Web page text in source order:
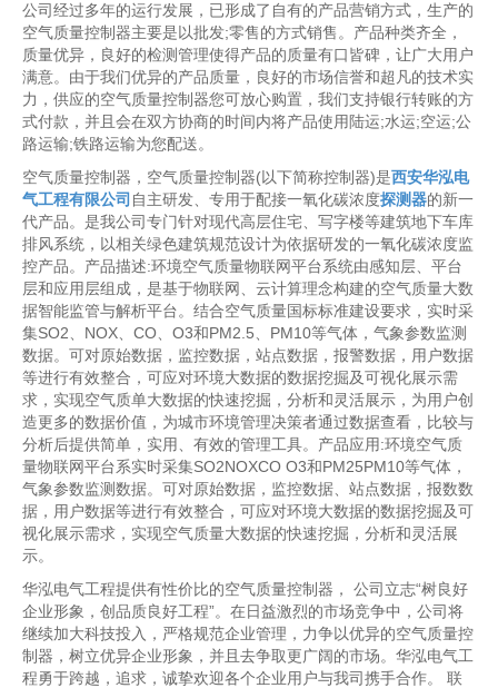
公司经过多年的运行发展，已形成了自有的产品营销方式，生产的
空气质量控制器主要是以批发;零售的方式销售。产品种类齐全，
质量优异，良好的检测管理使得产品的质量有口皆碑，让广大用户
满意。由于我们优异的产品质量，良好的市场信誉和超凡的技术实
力，供应的空气质量控制器您可放心购置，我们支持银行转账的方
式付款，并且会在双方协商的时间内将产品使用陆运;水运;空运;公
路运输;铁路运输为您配送。
空气质量控制器，空气质量控制器(以下简称控制器)是西安华泓电
气工程有限公司 自主研发、专用于配接一氧化碳浓度探测器的新一
代产品。是我公司专门针对现代高层住宅、写字楼等建筑地下车库
排风系统，以相关绿色建筑规范设计为依据研发的一氧化碳浓度监
控产品。产品描述:环境空气质量物联网平台系统由感知层、平台
层和应用层组成，是基于物联网、云计算理念构建的空气质量大数
据智能监管与解析平台。结合空气质量国标标准建设要求，实时采
集SO2、NOX、CO、O3和PM2.5、PM10等气体，气象参数监测
数据。可对原始数据，监控数据，站点数据，报警数据，用户数据
等进行有效整合，可应对环境大数据的数据挖掘及可视化展示需
求，实现空气质单大数据的快速挖掘，分析和灵活展示，为用户创
造更多的数据价值，为城市环境管理决策者通过数据查看，比较与
分析后提供简单，实用、有效的管理工具。产品应用:环境空气质
量物联网平台系实时采集SO2NOXCO O3和PM25PM10等气体，
气象参数监测数据。可对原始数据，监控数据、站点数据，报数数
据，用户数据等进行有效整合，可应对环境大数据的数据挖掘及可
视化展示需求，实现空气质量大数据的快速挖掘，分析和灵活展
示。
华泓电气工程提供有性价比的空气质量控制器， 公司立志“树良好
企业形象，创品质良好工程”。在日益激烈的市场竞争中，公司将
继续加大科技投入，严格规范企业管理，力争以优异的空气质量控
制器，树立优异企业形象，并且去争取更广阔的市场。华泓电气工
程勇于跨越，追求，诚挚欢迎各个企业用户与我司携手合作。 联